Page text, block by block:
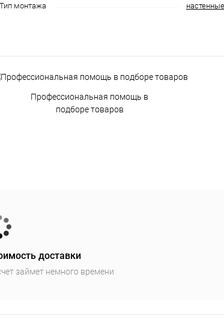
Тип монтажа
настенные
Профессиональная помощь в
подборе товаров
доставки
займет немного времени